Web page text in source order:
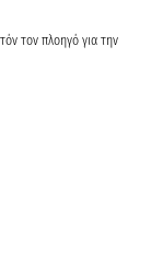
τον πλοηγό για την